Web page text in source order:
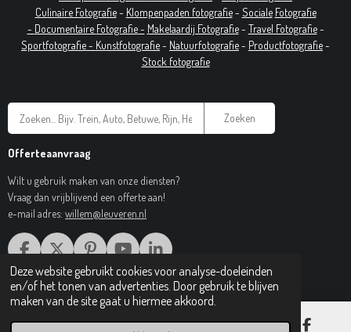
Deze website gebruikt cookies voor analyse-doeleinden
en/of het tonen van advertenties. Door gebruik te blijven
maken van de site gaat u hiermee akkoord.
Culinaire Fotografie- Klompenpaden fotografie- Sociale Fotografie
- Documentaire Fotografie- Makelaardij Fotografie- Travel Fotografie-
Sportfotografie - Kunstfotografie- Natuurfotografie- Productfotografie-
Stock fotografie
Zoeken
Offerteaanvraag
Wilt u gebruik maken van onze diensten?
Vraag dan vrijblijvend een offerte aan!
e-mail adres: willem@leuveren.nl
F
A
C
E
X
P
I
N
T
Y
O
U
T
L
I
N
K
© 2017 Regiobeeldbank.nl